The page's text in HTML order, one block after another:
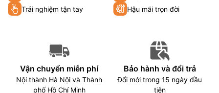
Trải nghiệm tận tay
Hậu mãi trọn đời
Vận chuyển miễn phí
Nội thành Hà Nội và Thành
phố Hồ Chí Minh
Bảo hành và đổi trả
Đổi mới trong 15 ngày đầu
tiên